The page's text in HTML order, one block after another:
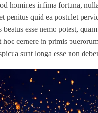
homines infima fortuna,
penitus quid ea postulet
beatus esse nemo potest,
hoc cernere in primis
sunt longa esse non